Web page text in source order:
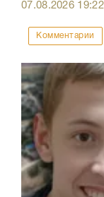
07.08.2026 19:22
Комментарии